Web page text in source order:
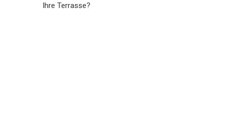
Ihre Terrasse?